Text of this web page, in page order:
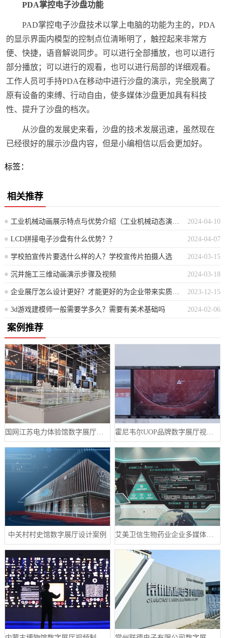
PDA掌控电子沙盘功能
PAD掌控电子沙盘技术以掌上电脑的功能为主的，PDA
的显示界面内模型的控制点位清晰明了，触控起来非常方
便、快捷，语音解说同步。可以进行全部播放，也可以进行
部分播放；可以进行的观看，也可以进行局部的详细观看。
工作人员可手持PDA在移动中进行沙盘的演示，完全脱离了
原有设备的束缚、行动自由，使多媒体沙盘更加具有科技
性、提升了沙盘的档次。
从沙盘的发展史来看，沙盘的技术发展迅速，虽然现在
已经很好的展示沙盘内容，但是小编相信以后会更加好。
标签：
相关推荐
2024-04-10
工业机械动画展示特点与优势介绍（工业机械动态演示揭示其独特功能和好处）
2024-04-07
LCD拼接电子沙盘有什么优势？？
2024-03-15
学校拍宣传片要选什么样的人？学校宣传片拍摄人选
2024-03-18
沉井施工三维动画演示步骤及视频
2023-12-15
企业展厅怎么设计更好？才能更好的为企业带来实质性的收益？
2024-02-06
3d游戏建模师一般需要学多久？需要有美术基础吗
案例推荐
中关村村史馆数字展厅设计案例 艾美卫信生物药业企业多媒体数字展厅案例